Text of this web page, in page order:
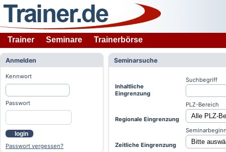
Trainer Seminare Trainerbörse
Anmelden
Kennwort
Passwort
login
Passwort vergessen?
Seminarsuche
Inhaltliche
Eingrenzung
Suchbegriff
Regionale Eingrenzung
PLZ-Bereich
Zeitliche Eingrenzung